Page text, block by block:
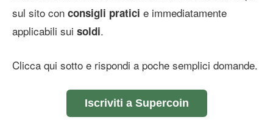
sul sito con consigli pratici e immediatamente
applicabili sui soldi.
Clicca qui sotto e rispondi a poche semplici domande.
Iscriviti a Supercoin